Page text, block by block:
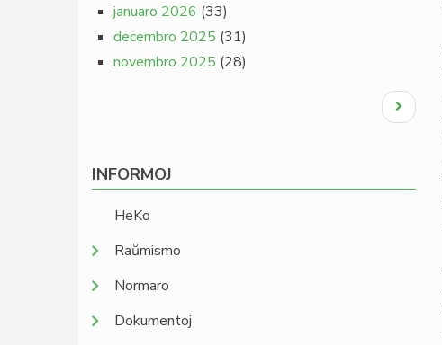
januaro 2026 (33)
decembro 2025 (31)
novembro 2025 (28)
Next
page
INFORMOJ
HeKo
Raŭmismo
Normaro
Dokumentoj